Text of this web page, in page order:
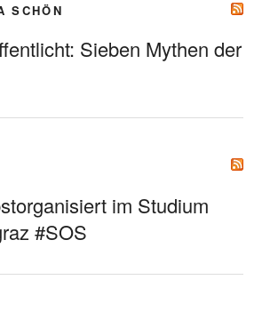
SCHÖN
Sieben Mythen der
im Studium
#SOS